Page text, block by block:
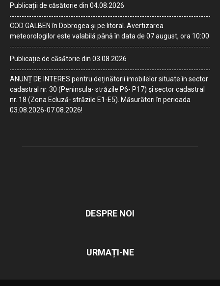
Publicații de căsătorie din 04.08.2026
COD GALBEN în Dobrogea și pe litoral. Avertizarea
meteorologilor este valabilă până în data de 07 august, ora 10:00
Publicație de căsătorie din 03.08.2026
ANUNȚ DE INTERES pentru deținătorii imobilelor situate în sector
cadastral nr. 30 (Peninsula- străzile P6- P17) și sector cadastral
nr. 18 (Zona Ecluză- străzile E1-E5). Măsurători în perioada
03.08.2026-07.08.2026!
DESPRE NOI
URMAȚI-NE